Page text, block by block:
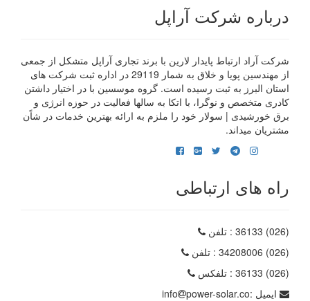
درباره شرکت آراپل
شرکت آراد ارتباط پایدار لارین با برند تجاری آراپل متشکل از جمعی
از مهندسین پویا و خلاق به شمار 29119 در اداره ثبت شرکت های
استان البرز به ثبت رسیده است. گروه موسسین با در اختیار داشتن
کادری متخصص و نوگرا، با اتکا به سالها فعالیت در حوزه انرژی و
برق خورشیدی | سولار خود را ملزم به ارائه بهترین خدمات در شاًن
مشتریان میداند.
راه های ارتباطی
(026) 36133
: تلفن
(026) 34208006
: تلفن
(026) 36133
: تلفکس
ایمیل :
info
power-solar.co